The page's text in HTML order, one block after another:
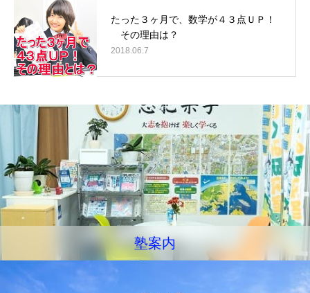
たった３ヶ月で、数学が４３点ＵＰ！
その理由は？
2018.06.7
塾案内